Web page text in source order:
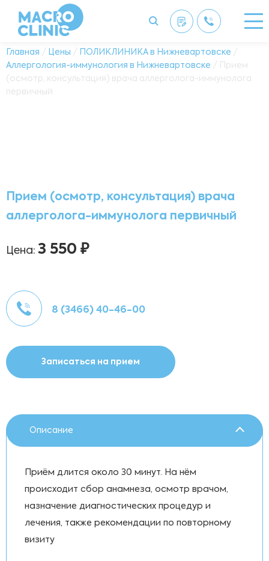
Главная / Цены / ПОЛИКЛИНИКА в Нижневартовске /
Аллергология-иммунология в Нижневартовске / Прием
(осмотр, консультация) врача аллерголога-иммунолога
первичный
Прием (осмотр, консультация) врача
аллерголога-иммунолога первичный
Цена: 3 550 ₽
8 (3466) 40-46-00
Записаться на прием
Описание
Приём длится около 30 минут. На нём
происходит сбор анамнеза, осмотр врачом,
назначение диагностических процедур и
лечения, также рекомендации по повторному
визиту